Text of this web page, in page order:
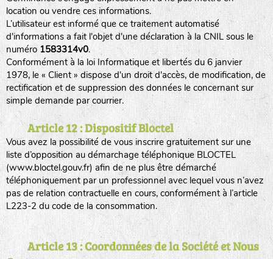
location ou vendre ces informations.
L’utilisateur est informé que ce traitement automatisé
d'informations a fait l'objet d'une déclaration à la CNIL sous le
numéro 1583314v0.
Conformément à la loi Informatique et libertés du 6 janvier
1978, le « Client » dispose d'un droit d'accès, de modification, de
rectification et de suppression des données le concernant sur
simple demande par courrier.
Article 12 : Dispositif Bloctel
Vous avez la possibilité de vous inscrire gratuitement sur une
liste d’opposition au démarchage téléphonique BLOCTEL
(www.bloctel.gouv.fr) afin de ne plus être démarché
téléphoniquement par un professionnel avec lequel vous n’avez
pas de relation contractuelle en cours, conformément à l’article
L223-2 du code de la consommation.
Article 13 : Coordonnées de la Société et Nous